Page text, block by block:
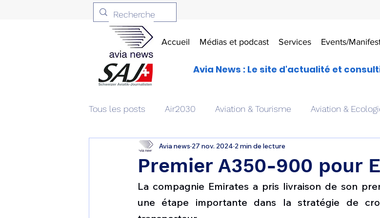
Accueil Médias et podcast Services Events/
Avia News : Le site d'actualité et
Tous les posts Air2030 Aviation & Tourisme Aviation &
Aviation & Défense Livres Drones aériens
Patrimoine aéronautique Avionique & pilotage Avion
Premier A350-900 pour
Avia news 27 nov. 2024 2 min de lecture
La compagnie Emirates a pris livraison de son
une étape importante dans la stratégie de